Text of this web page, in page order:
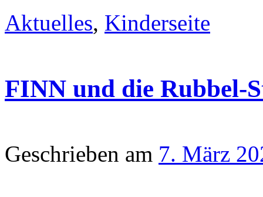
Aktuelles, Kinderseite
FINN und die Rubbel-
Geschrieben am 7. März